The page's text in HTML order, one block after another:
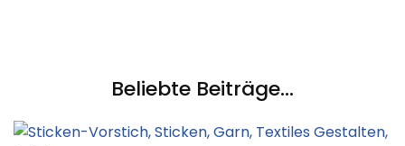
Beliebte Beiträge...